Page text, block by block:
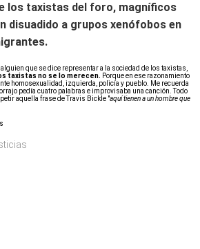
los taxistas del foro, magníficos
disuadido a grupos xenófobos en
que se dice representar a la sociedad de los taxistas,
taxistas no se lo merecen. Porque en ese razonamiento
homosexualidad, izquierda, policía y pueblo. Me recuerda
pedía cuatro palabras e improvisaba una canción. Todo
aquella frase de Travis Bickle "aquí tienen a un hombre que